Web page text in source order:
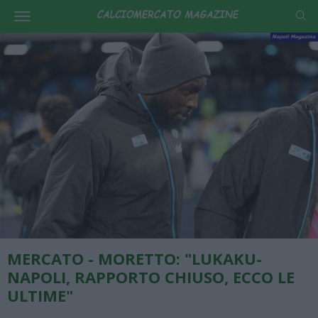
MERCATO - MORETTO: "LUKAKU-
NAPOLI, RAPPORTO CHIUSO, ECCO LE
ULTIME"